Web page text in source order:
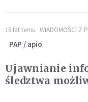
16 lat temu WIADOMOŚCI Z
PAP / apio
Ujawnianie
śledztwa